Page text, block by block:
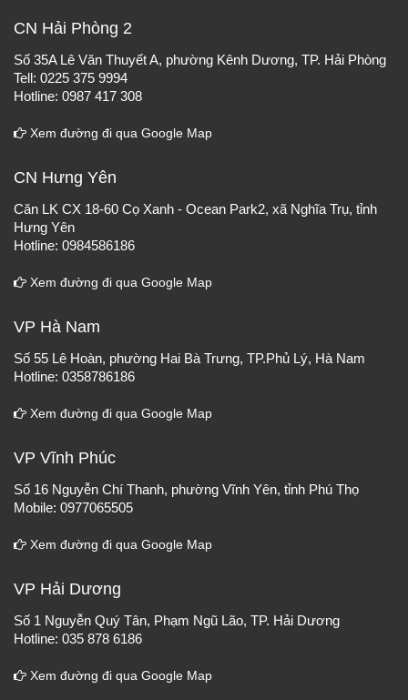
CN Hải Phòng 2
Số 35A Lê Văn Thuyết A, phường Kênh Dương, TP. Hải Phòng
Tell: 0225 375 9994
Hotline: 0987 417 308
Xem đường đi qua Google Map
CN Hưng Yên
Căn LK CX 18-60 Cọ Xanh - Ocean Park2, xã Nghĩa Trụ, tỉnh
Hưng Yên
Hotline: 0984586186
Xem đường đi qua Google Map
VP Hà Nam
Số 55 Lê Hoàn, phường Hai Bà Trưng, TP.Phủ Lý, Hà Nam
Hotline: 0358786186
Xem đường đi qua Google Map
VP Vĩnh Phúc
Số 16 Nguyễn Chí Thanh, phường Vĩnh Yên, tỉnh Phú Thọ
Mobile: 0977065505
Xem đường đi qua Google Map
VP Hải Dương
Số 1 Nguyễn Quý Tân, Phạm Ngũ Lão, TP. Hải Dương
Hotline: 035 878 6186
Xem đường đi qua Google Map